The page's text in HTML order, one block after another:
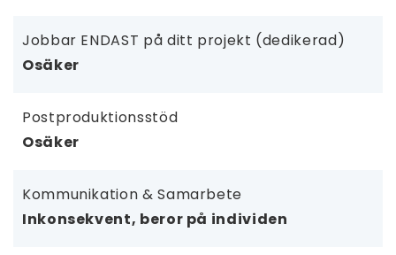
Jobbar ENDAST på ditt projekt (dedikerad)
Osäker
Postproduktionsstöd
Osäker
Kommunikation & Samarbete
Inkonsekvent, beror på individen